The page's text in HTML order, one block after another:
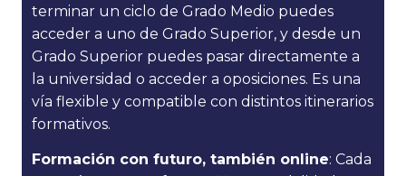
terminar un ciclo de Grado Medio puedes
acceder a uno de Grado Superior, y desde un
Grado Superior puedes pasar directamente a
la universidad o acceder a oposiciones. Es una
vía flexible y compatible con distintos itinerarios
formativos.
Formación con futuro, también online: Cada